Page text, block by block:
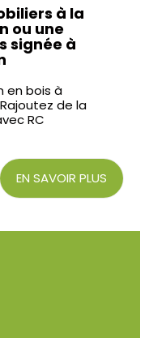
à la
ou une
signée à
en bois à
de la
RC
EN SAVOIR PLUS